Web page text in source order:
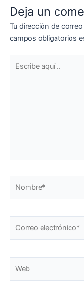
Deja un
Tu dirección de
campos obligatorios
aquí...